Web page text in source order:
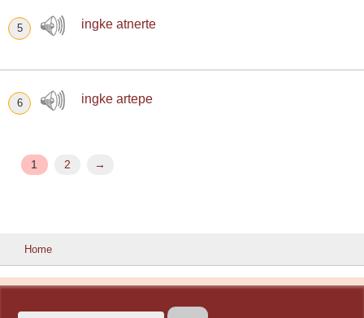
5 ingke atnerte
6 ingke artepe
1 2 →
Home